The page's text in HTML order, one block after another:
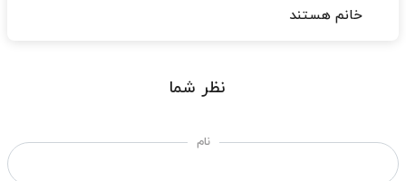
خانم هستند
نظر شما
نام